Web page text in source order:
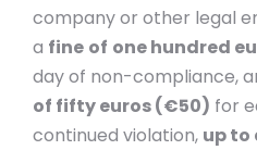
company or other legal
a fine of one hundred
day of non-compliance,
of fifty euros (€50) for
continued violation, up to